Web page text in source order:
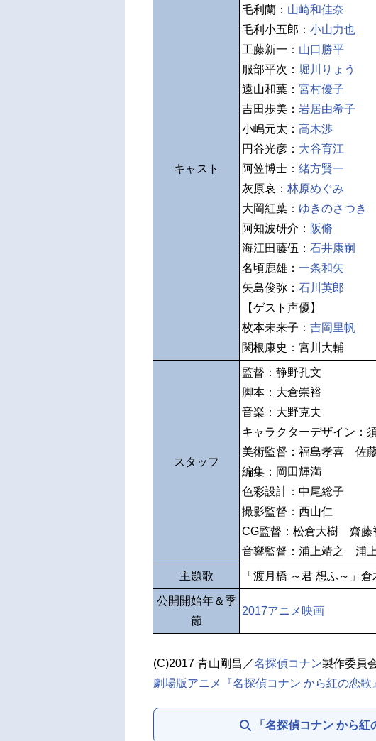
キャスト
毛利蘭： 山崎和佳奈
毛利小五郎： 小山力也
工藤新一： 山口勝平
服部平次： 堀川りょう
遠山和葉： 宮村優子
吉田歩美： 岩居由希子
小嶋元太： 高木渉
円谷光彦： 大谷育江
阿笠博士： 緒方賢一
灰原哀： 林原めぐみ
大岡紅葉： ゆきのさつき
阿知波研介： 阪脩
海江田藤伍： 石井康嗣
名頃鹿雄： 一条和矢
矢島俊弥： 石川英郎
【ゲスト声優】
枚本未来子： 吉岡里帆
関根康史：宮川大輔
スタッフ
監督：静野孔文
脚本：大倉崇裕
音楽：大野克夫
キャラクターデザイン：
美術監督：福島孝喜 佐
編集：岡田輝満
色彩設計：中尾総子
撮影監督：西山仁
CG監督：松倉大樹 齋藤
音響監督：浦上靖之 浦
主題歌 「渡月橋 ～君 想ふ～」倉
公開開始年＆季
節
2017アニメ映画
(C)2017 青山剛昌／名探偵コナン製作委員
劇場版アニメ『名探偵コナン から紅の恋歌
「名探偵コナン から